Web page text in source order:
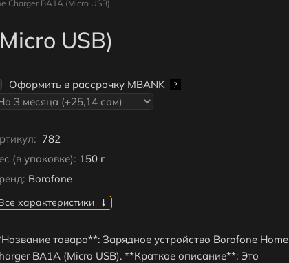
Charger BA1A (Micro USB)
USB)
Оформить в рассрочку MBANK ?
782
(в упаковке): 150 г
Borofone
характеристики
товара**: Зарядное устройство Borofone Home
BA1A (Micro USB). **Краткое описание**: Это